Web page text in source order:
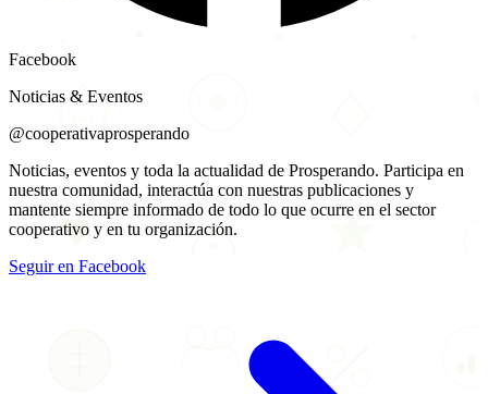
Facebook
Noticias & Eventos
@cooperativaprosperando
Noticias, eventos y toda la actualidad de Prosperando. Participa en
nuestra comunidad, interactúa con nuestras publicaciones y
mantente siempre informado de todo lo que ocurre en el sector
cooperativo y en tu organización.
Seguir en Facebook